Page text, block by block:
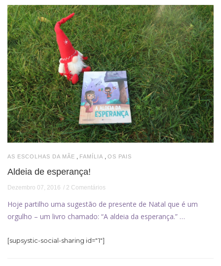
AS ESCOLHAS DA MÃE FAMÍLIA OS PAIS
Aldeia de esperança!
Dezembro 07, 2016 2 Comentários
Hoje partilho uma sugestão de presente de Natal que é um
orgulho – um livro chamado: “A aldeia da esperança.” …
[supsystic-social-sharing id="1"]